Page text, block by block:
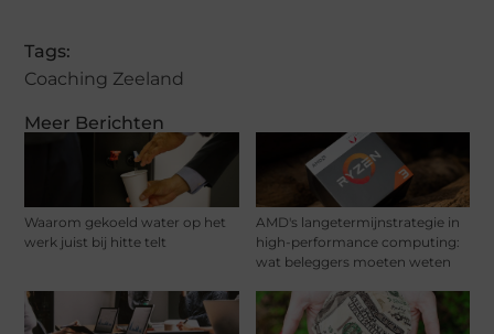
Meer Berichten
Waarom gekoeld water op het
werk juist bij hitte telt
AMD's langetermijnstrategie in
high-performance computing:
wat beleggers moeten weten
Tags:
Coaching Zeeland